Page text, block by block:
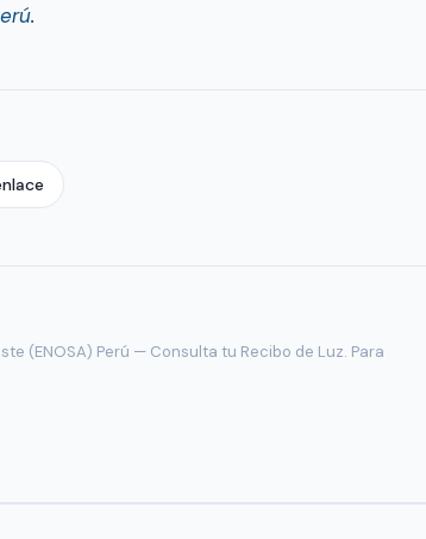
.
(ENOSA) Perú — Consulta tu Recibo de Luz. Para